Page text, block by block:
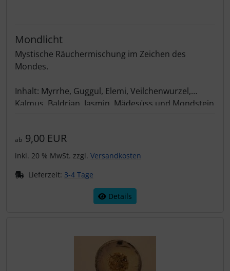
Mondlicht
Mystische Räuchermischung im Zeichen des
Mondes.
Inhalt: Myrrhe, Guggul, Elemi, Veilchenwurzel,
Kalmus, Baldrian, Jasmin, Mädesüss und Mondstein
ab 9,00 EUR
inkl. 20 % MwSt. zzgl. Versandkosten
Lieferzeit: 3-4 Tage
Details